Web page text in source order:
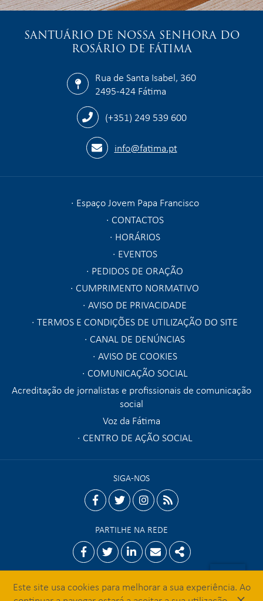
SANTUÁRIO DE NOSSA SENHORA DO
ROSÁRIO DE FÁTIMA
Rua de Santa Isabel, 360
2495-424 Fátima
(+351) 249 539 600
info@fatima.pt
Espaço Jovem Papa Francisco
CONTACTOS
HORÁRIOS
EVENTOS
PEDIDOS DE ORAÇÃO
CUMPRIMENTO NORMATIVO
AVISO DE PRIVACIDADE
TERMOS E CONDIÇÕES DE UTILIZAÇÃO DO SITE
CANAL DE DENÚNCIAS
AVISO DE COOKIES
COMUNICAÇÃO SOCIAL
Acreditação de jornalistas e profissionais de comunicação
social
Voz da Fátima
CENTRO DE AÇÃO SOCIAL
SIGA-NOS
facebooktwitterinstagram
rss
PARTILHE NA REDE
FacebookTwitterLinkedinEmailShare
© 2026 Santuário de Fátima
Este site usa cookies para melhorar a sua experiência. Ao